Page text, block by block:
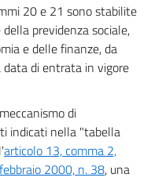
20 e 21 sono stabilite
previdenza sociale,
e delle finanze, da
di entrata in vigore
di
indicati nella "tabella
articolo 13, comma 2,
2000, n. 38, una